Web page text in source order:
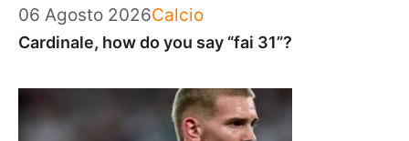
06 Agosto 2026Categorie
Calcio
Cardinale, how do you say “fai 31”?